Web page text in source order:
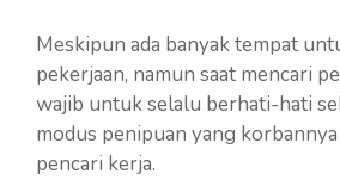
Meskipun ada banyak tempat
pekerjaan, namun saat mencari
wajib untuk selalu berhati-hati
modus penipuan yang
pencari kerja.